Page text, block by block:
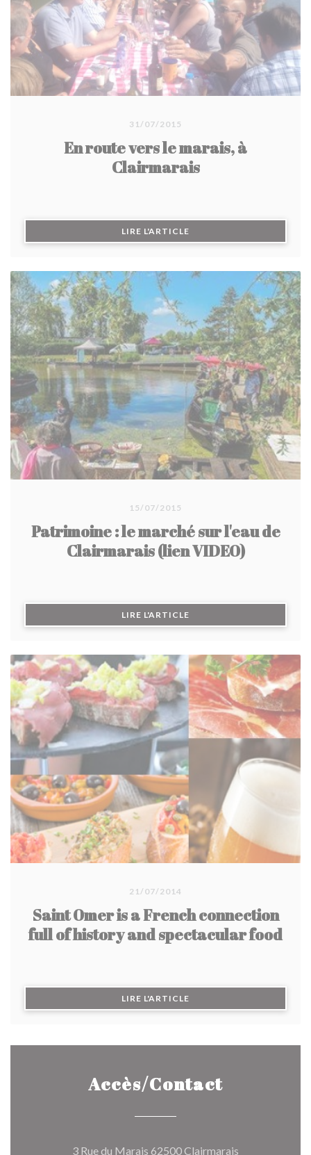
31/07/2015
En route vers le marais, à
Clairmarais
LIRE L'ARTICLE((OUVRE UNE NOUVELLE
15/07/2015
Patrimoine : le marché sur l'eau de
Clairmarais (lien VIDEO)
LIRE L'ARTICLE((OUVRE UNE NOUVELLE
21/07/2014
Saint Omer is a French connection
full of history and spectacular food
LIRE L'ARTICLE((OUVRE UNE NOUVELLE
Accès/Contact
3 Rue du Marais 62500 Clairmarais